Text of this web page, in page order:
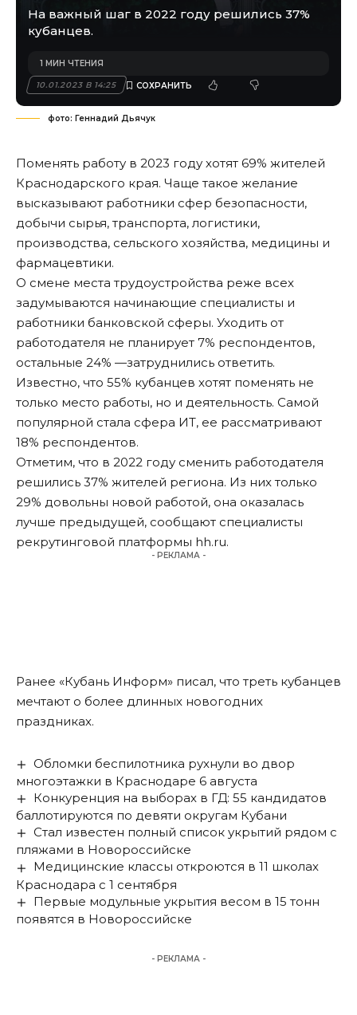
На важный шаг в 2022 году решились 37%
кубанцев.
10.01.2023 В 14:25
1 МИН ЧТЕНИЯ
фото: Геннадий Дьячук
Поменять работу в 2023 году хотят 69% жителей
Краснодарского края. Чаще такое желание
высказывают работники сфер безопасности,
добычи сырья, транспорта, логистики,
производства, сельского хозяйства, медицины и
фармацевтики.
О смене места трудоустройства реже всех
задумываются начинающие специалисты и
работники банковской сферы. Уходить от
работодателя не планирует 7% респондентов,
остальные 24% —затруднились ответить.
Известно, что 55% кубанцев хотят поменять не
только место работы, но и деятельность. Самой
популярной стала сфера ИТ, ее рассматривают
18% респондентов.
Отметим, что в 2022 году сменить работодателя
решились 37% жителей региона. Из них только
29% довольны новой работой, она оказалась
лучше предыдущей, сообщают специалисты
рекрутинговой платформы hh.ru.
- РЕКЛАМА -
Ранее «Кубань Информ» писал, что треть кубанцев
мечтают о более длинных новогодних
праздниках.
Обломки беспилотника рухнули во двор
многоэтажки в Краснодаре 6 августа
Конкуренция на выборах в ГД: 55 кандидатов
баллотируются по девяти округам Кубани
Стал известен полный список укрытий рядом с
пляжами в Новороссийске
Медицинские классы откроются в 11 школах
Краснодара с 1 сентября
Первые модульные укрытия весом в 15 тонн
появятся в Новороссийске
- РЕКЛАМА -